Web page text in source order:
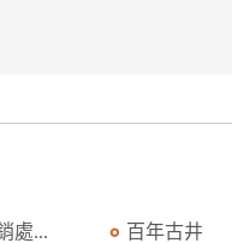
處... 百年古井